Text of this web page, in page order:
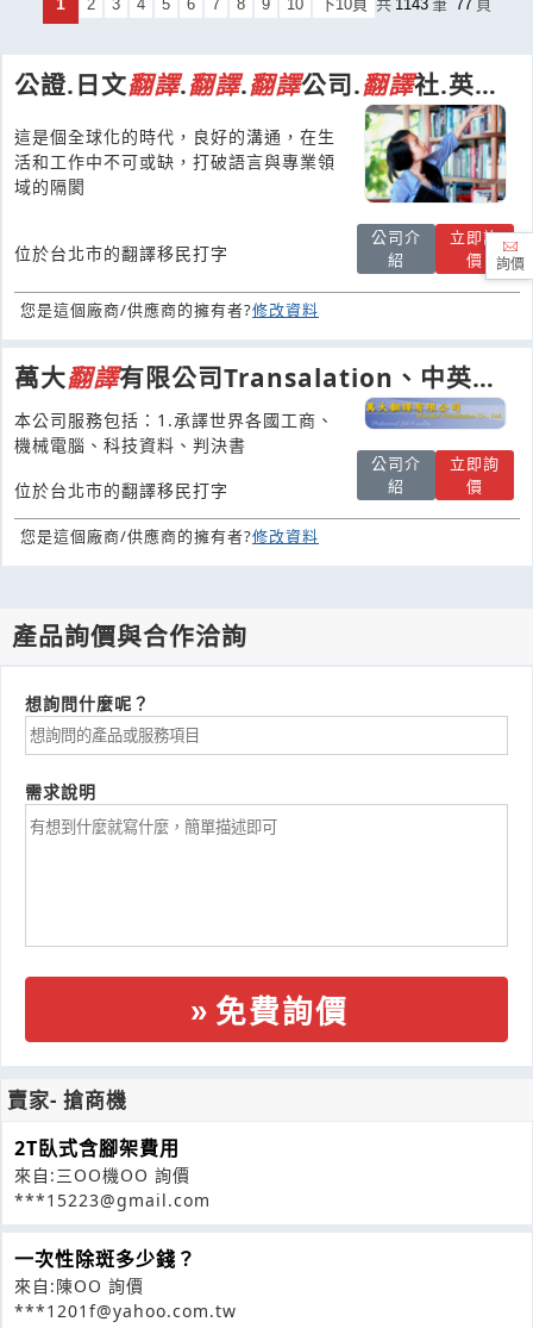
1 2 3 4 5 6 7 8 9 10 下10頁 共 1143 筆 77 頁
公證.日文翻譯.翻譯.翻譯公司.翻譯社.英文
翻譯.論文翻譯 |華頓 翻譯
這是個全球化的時代，良好的溝通，在生
活和工作中不可或缺，打破語言與專業領
域的隔閡
位於台北市的翻譯移民打字
公司介
紹
立即詢
價
您是這個廠商/供應商的擁有者?修改資料
萬大翻譯有限公司Transalation、中英文
專業翻譯、判決書翻譯
本公司服務包括：1.承譯世界各國工商、
機械電腦、科技資料、判決書
位於台北市的翻譯移民打字
公司介
紹
立即詢
價
您是這個廠商/供應商的擁有者?修改資料
產品詢價與合作洽詢
想詢問什麼呢？
需求說明
免費詢價
賣家- 搶商機
2T臥式含腳架費用
來自:三OO機OO 詢價
***15223@gmail.com
一次性除斑多少錢？
來自:陳OO 詢價
***1201f@yahoo.com.tw
詢價